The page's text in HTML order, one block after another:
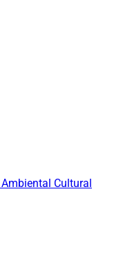
Ambiental Cultural